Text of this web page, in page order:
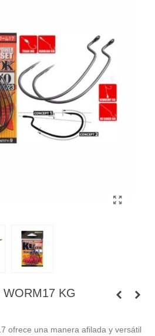
KG
ofrece una manera afilada y versátil